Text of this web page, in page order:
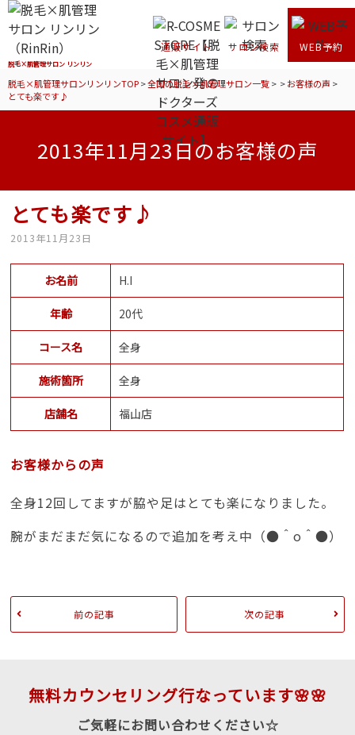
脱毛×肌管理サロン リンリン
通販サイト サロン検索 WEB予約
脱毛×肌管理サロンリンリンTOP>全国の脱毛×肌管理サロン一覧> >お客様の声 >
とても楽です♪
2013年11月23日のお客様の声
とても楽です♪
2013年11月23日
お名前 H.I
年齢 20代
コース名 全身
施術箇所 全身
店舗名 福山店
お客様からの声
全身12回してますが脇や足はとても楽になりました。
腕がまだまだ気になるので追加を考え中（●＾o＾●）
前の記事 次の記事
無料カウンセリング行なっています🌸🌸
ご気軽にお問い合わせください☆